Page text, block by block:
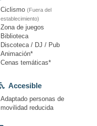
Ciclismo (Fuera del
establecimiento)
Zona de juegos
Biblioteca
Discoteca / DJ / Pub
Animación*
Cenas temáticas*
Accesible
Adaptado personas de
movilidad reducida